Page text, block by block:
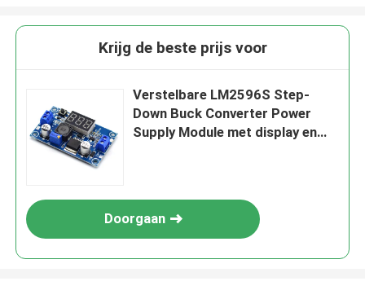
Krijg de beste prijs voor
Verstelbare LM2596S Step-
Down Buck Converter Power
Supply Module met display en
Doorgaan